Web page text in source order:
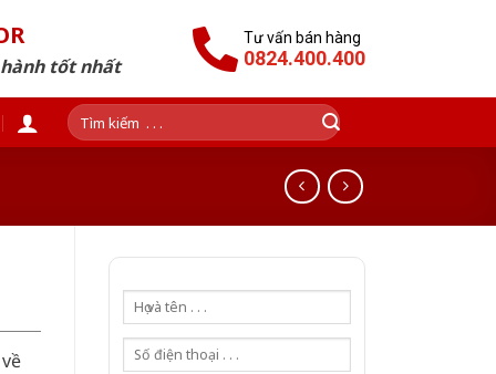
tốt nhất
Tư vấn bán hàng
0824.400.400
Tìm
kiếm: